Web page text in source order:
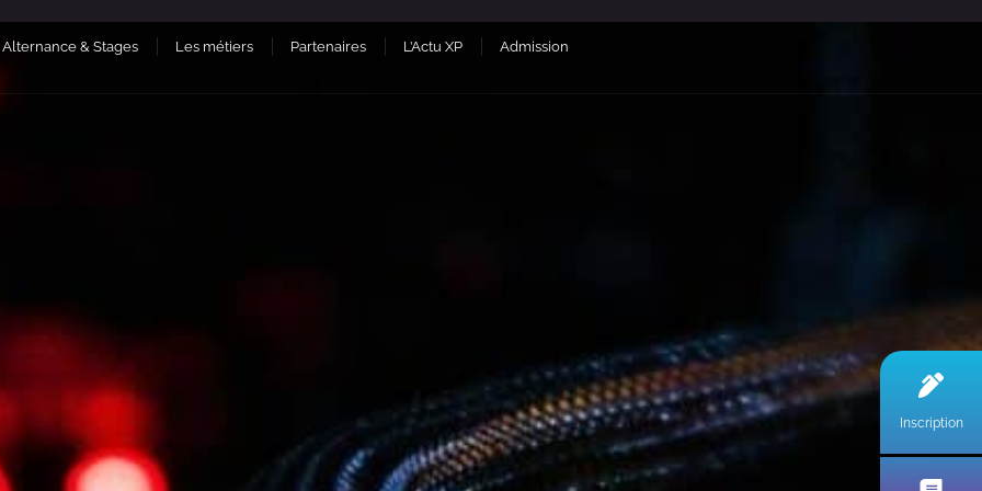
Alternance & Stages Les métiers Partenaires L’Actu XP Admission
Inscription